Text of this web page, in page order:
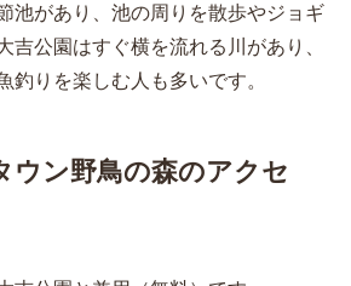
池があり、池の周りを散歩やジョギ
吉公園はすぐ横を流れる川があり、
釣りを楽しむ人も多いです。
ウン野鳥の森のアクセ